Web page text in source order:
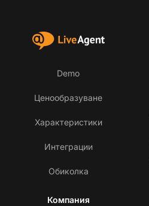
Demo
Ценообразуване
Характеристики
Интеграции
Обиколка
Компания